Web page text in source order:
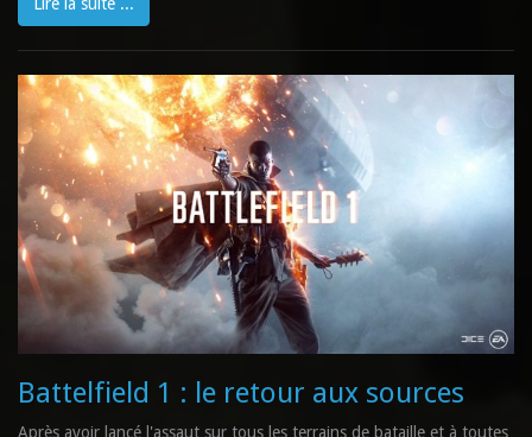
Lire la suite ...
Battelfield 1 : le retour aux sources
Après avoir lancé l'assaut sur tous les terrains de bataille et à toutes